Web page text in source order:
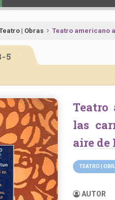
| Obras Teatro americano
5
Teatro americano actual: Como un puñal en
las
aire de
TEATRO |
AUTOR